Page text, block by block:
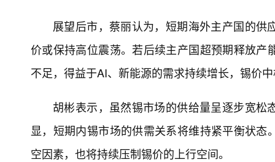
展望后市，蔡丽认为，短期海外主产国的
价或保持高位震荡。若后续主产国超预期释放
不足，得益于AI、新能源的需求持续增长，锡价
胡彬表示，虽然锡市场的供给量呈逐步宽
显，短期内锡市场的供需关系将维持紧平衡状
空因素，也将持续压制锡价的上行空间。